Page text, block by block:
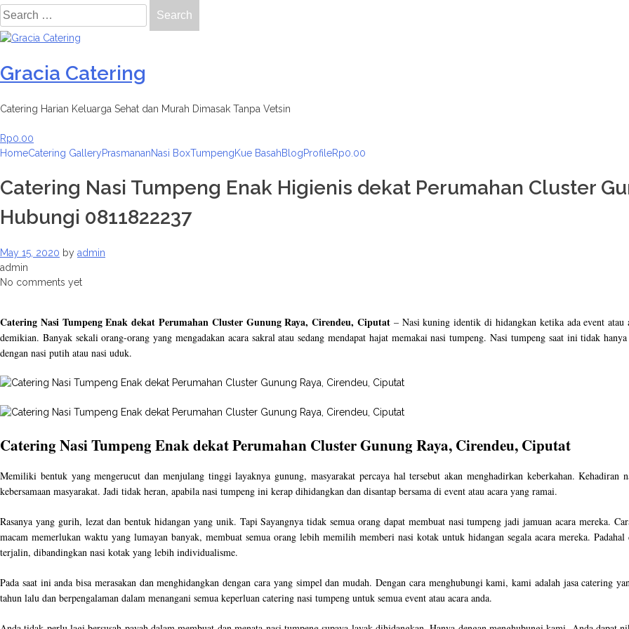
Search
for:
Skip
content
Gracia Catering
Catering Harian Keluarga Sehat dan Murah Dimasak Tanpa Vetsin
Rp0.00
HomeCatering GalleryPrasmananNasi BoxTumpengKue BasahBlogProfileRp0.00
Catering Nasi Tumpeng Enak Higienis dekat Perumahan Cluster
Hubungi 0811822237
May 15, 2020 by admin
admin
No comments yet
Catering Nasi Tumpeng Enak dekat Perumahan Cluster Gunung Raya, Cirendeu, Ciputat – Nasi kuning identik di hidangkan ketika ada event
demikian. Banyak sekali orang-orang yang mengadakan acara sakral atau sedang mendapat hajat memakai nasi tumpeng. Nasi tumpeng saat ini tidak
dengan nasi putih atau nasi uduk.
Catering Nasi Tumpeng Enak dekat Perumahan Cluster Gunung Raya, Cirendeu, Ciputat
Memiliki bentuk yang mengerucut dan menjulang tinggi layaknya gunung, masyarakat percaya hal tersebut akan menghadirkan keberkahan. Kehadiran
kebersamaan masyarakat. Jadi tidak heran, apabila nasi tumpeng ini kerap dihidangkan dan disantap bersama di event atau acara yang ramai.
Rasanya yang gurih, lezat dan bentuk hidangan yang unik. Tapi Sayangnya tidak semua orang dapat membuat nasi tumpeng jadi jamuan acara mereka.
macam memerlukan waktu yang lumayan banyak, membuat semua orang lebih memilih memberi nasi kotak untuk hidangan segala acara mereka.
terjalin, dibandingkan nasi kotak yang lebih individualisme.
Pada saat ini anda bisa merasakan dan menghidangkan dengan cara yang simpel dan mudah. Dengan cara menghubungi kami, kami adalah jasa catering
tahun lalu dan berpengalaman dalam menangani semua keperluan catering nasi tumpeng untuk semua event atau acara anda.